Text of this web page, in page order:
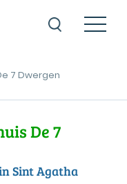
7 Dwergen
De 7
Sint Agatha